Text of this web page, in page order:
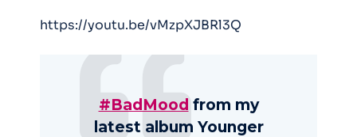
https://youtu.be/vMzpXJBRl3Q
#BadMood from my
latest album Younger